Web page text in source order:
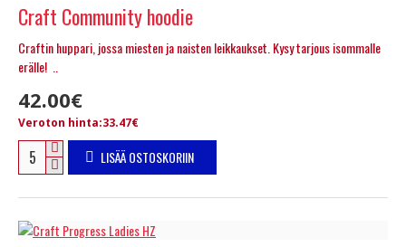
Craft Community hoodie
Craftin huppari, jossa miesten ja naisten leikkaukset. Kysy tarjous isommalle
erälle! ..
42.00€
Veroton hinta:33.47€
LISÄÄ OSTOSKORIIN